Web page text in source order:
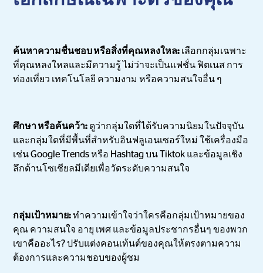
ค้นหาความชื่นชอบ หรือสิ่งที่คุณหลงใหล: เลือกกลุ่มเฉพาะ
ที่คุณหลงใหลและมีความรู้ ไม่ว่าจะเป็นแฟชั่น ฟิตเนส การ
ท่องเที่ยว เทคโนโลยี ความงาม หรือความสนใจอื่น ๆ
ศึกษา หรือค้นคว้า: ดูว่ากลุ่มใดที่ได้รับความนิยมในปัจจุบัน
และกลุ่มใดที่มีพื้นที่สำหรับอินฟลูเอนเซอร์ใหม่ ใช้เครื่องมือ
เช่น Google Trends หรือ Hashtag บน Tiktok และข้อมูลเชิง
ลึกด้านโซเชียลมีเดียเพื่อวัดระดับความสนใจ
กลุ่มเป้าหมาย:ทำความเข้าใจว่าใครคือกลุ่มเป้าหมายของ
คุณ ความสนใจ อายุ เพศ และข้อมูลประชากรอื่นๆ ของพวก
เขาคืออะไร? ปรับแต่งคอนเท้นต์ของคุณให้ตรงตามความ
ต้องการและความชอบของผู้ชม